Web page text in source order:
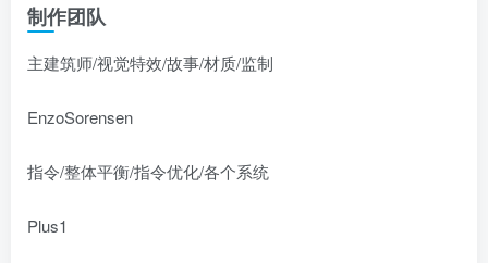
制作团队
主建筑师/视觉特效/故事/材质/监制
EnzoSorensen
指令/整体平衡/指令优化/各个系统
Plus1